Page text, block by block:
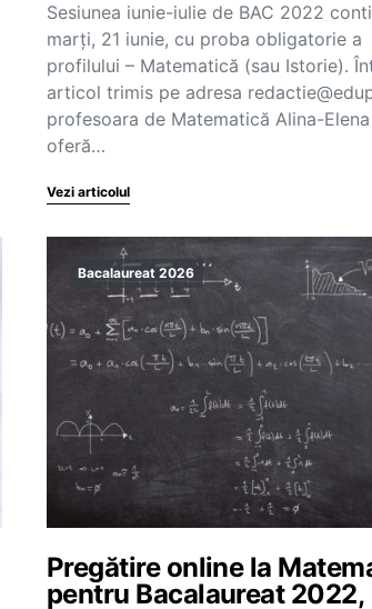
Sesiunea iunie-iulie de BAC 2022
marți, 21 iunie, cu proba obligatorie a
profilului – Matematică (sau Istorie).
articol trimis pe adresa
profesoara de Matematică Alina-
oferă…
Vezi articolul
Bacalaureat 2026
Pregătire online la
pentru Bacalaureat 2022,